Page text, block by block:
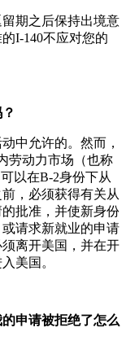
期之后保持出境意
I-140不应对您的
中允许的。然而，
劳动力市场（也称
以在B-2身份下从
，必须获得有关从
批准，并使新身份
请求新就业的申请
离开美国，并在开
美国。
申请被拒绝了怎么